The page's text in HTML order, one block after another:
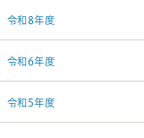
令和8年度
令和6年度
令和5年度